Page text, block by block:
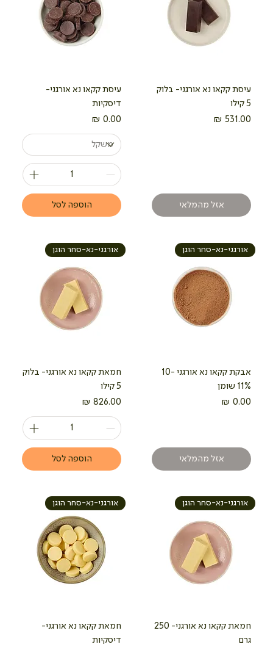
עיסת קקאו נא אורגני- בלוק
5 קילו
מחיר
אזל מהמלאי
עיסת קקאו נא אורגני-
דיסקיות
מחיר
הוספה לסל
אורגני-נא-סחר הוגן
אבקת קקאו נא אורגני 10-
11% שומן
מחיר
אזל מהמלאי
אורגני-נא-סחר הוגן
חמאת קקאו נא אורגני- בלוק
5 קילו
מחיר
הוספה לסל
אורגני-נא-סחר הוגן
חמאת קקאו נא אורגני- 250
גרם
אורגני-נא-סחר הוגן
חמאת קקאו נא אורגני-
דיסקיות